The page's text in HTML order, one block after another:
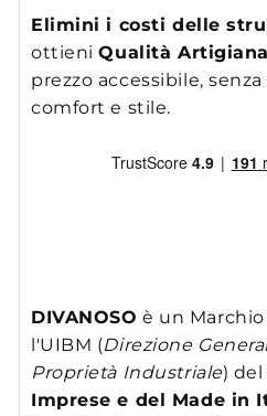
Elimini i costi delle
ottieniQualità
prezzo accessibile,
comfort e stile.
DIVANOSO è un
l'UIBM (Direzione
Proprietà Industriale) del
Imprese e del Made in